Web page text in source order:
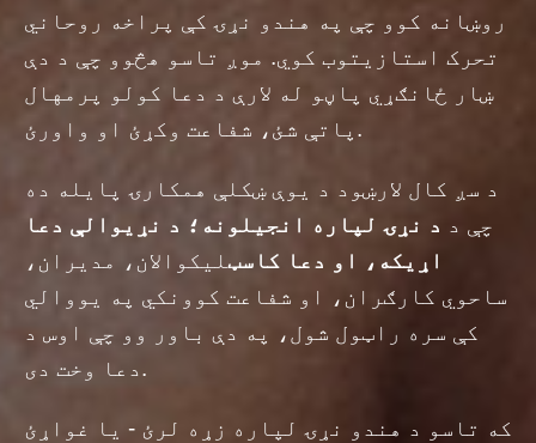
روښانه کوو چې په هندو نړۍ کې پراخه روحاني
تحرک استازیتوب کوي. موږ تاسو هڅوو چې د دې
ښار ځانګړي پاڼو له لارې د دعا کولو پرمهال
پاتې شئ، شفاعت وکړئ او واورئ.
د سږ کال لارښود د یوې ښکلې همکارۍ پایله ده
چې د د نړۍ لپاره انجیلونه؛ د نړیوالې دعا
اړیکه، او دعا کاسټلیکوالان، مدیران،
ساحوي کارګران، او شفاعت کوونکي په یووالي
کې سره راټول شول، په دې باور وو چې اوس د
دعا وخت دی.
که تاسو د هندو نړۍ لپاره زړه لرئ - یا غواړئ